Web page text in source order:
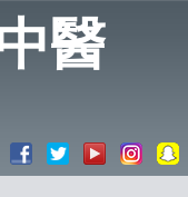
醫